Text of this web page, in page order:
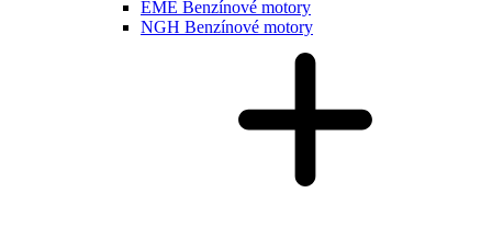
EME Benzínové motory
NGH Benzínové motory